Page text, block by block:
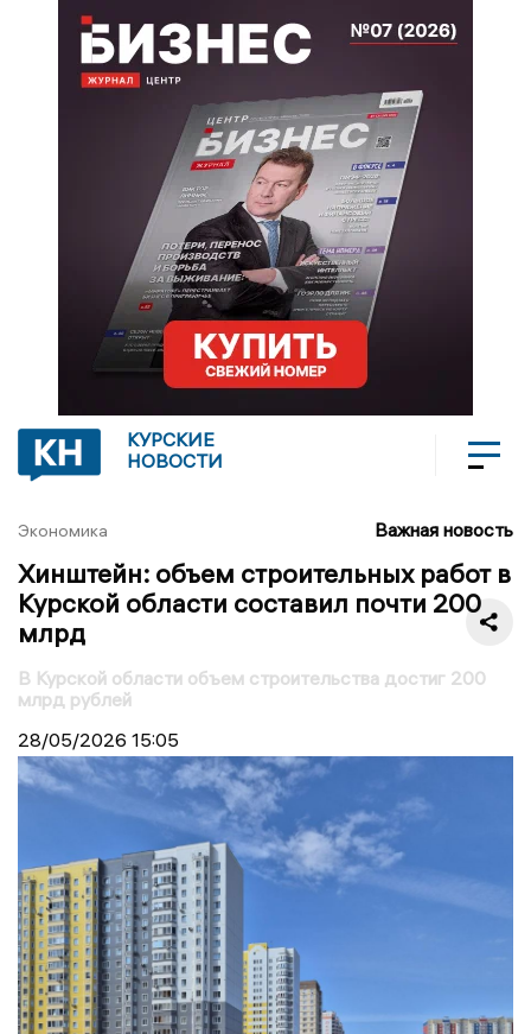
КУРСКИЕ
НОВОСТИ
Экономика Важная новость
Хинштейн: объем строительных работ в
Курской области составил почти 200
млрд
В Курской области объем строительства достиг 200
млрд рублей
28/05/2026 15:05